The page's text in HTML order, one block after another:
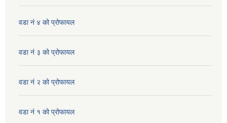
वडा नं ४ को प्रोफायल
वडा नं ३ को प्रोफायल
वडा नं २ को प्रोफायल
वडा नं १ को प्रोफायल